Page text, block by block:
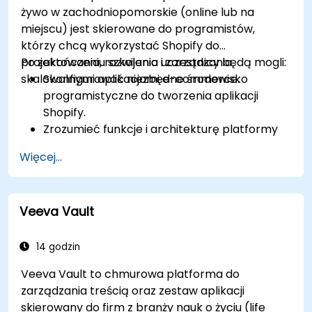
żywo w zachodniopomorskie (online lub na
miejscu) jest skierowane do programistów,
którzy chcą wykorzystać Shopify do
projektowania, rozwijania i zarządzania
skalowalnymi aplikacjami e-commerce.
Po zakończeniu szkolenia uczestnicy będą mogli:
Skonfigurować niezbędne środowisko
programistyczne do tworzenia aplikacji
Shopify.
Zrozumieć funkcje i architekturę platformy
Poznać podstawy e-commerce i sposób
budowania biznesu z wykorzystaniem
Shopify.
Nauczyć się tworzyć aplikację Shopify przy
GraphQL.
rozszerzania i skalowania funkcjonalności
aplikacji Shopify.
Więcej...
Veeva Vault
14 godzin
Veeva Vault to chmurowa platforma do
zarządzania treścią oraz zestaw aplikacji
skierowany do firm z branży nauk o życiu (life